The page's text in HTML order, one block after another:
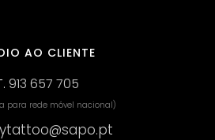
AO CLIENTE
913 657 705
para rede móvel nacional)